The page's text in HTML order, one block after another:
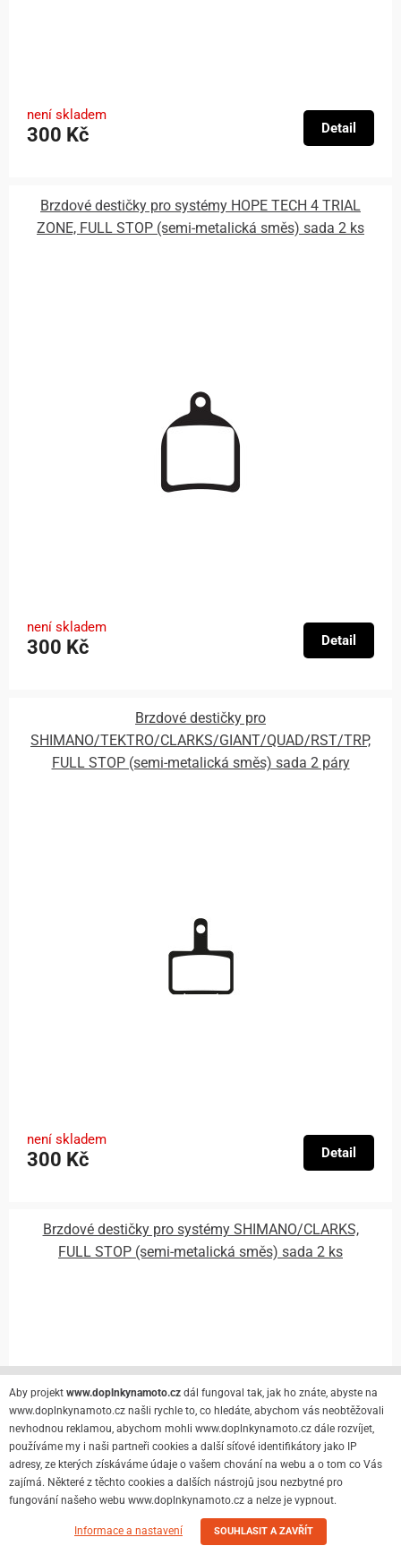
není skladem
300 Kč Detail
Brzdové destičky pro systémy HOPE TECH 4 TRIAL
ZONE, FULL STOP (semi-metalická směs) sada 2 ks
není skladem
300 Kč Detail
Brzdové destičky pro
SHIMANO/TEKTRO/CLARKS/GIANT/QUAD/RST/TRP,
FULL STOP (semi-metalická směs) sada 2 páry
není skladem
300 Kč Detail
Brzdové destičky pro systémy SHIMANO/CLARKS,
FULL STOP (semi-metalická směs) sada 2 ks
Aby projekt www.doplnkynamoto.cz dál fungoval tak, jak ho znáte, abyste na
www.doplnkynamoto.cz našli rychle to, co hledáte, abychom vás neobtěžovali
nevhodnou reklamou, abychom mohli www.doplnkynamoto.cz dále rozvíjet,
používáme my i naši partneři cookies a další síťové identifikátory jako IP
adresy, ze kterých získáváme údaje o vašem chování na webu a o tom co Vás
zajímá. Některé z těchto cookies a dalších nástrojů jsou nezbytné pro
fungování našeho webu www.doplnkynamoto.cz a nelze je vypnout.
Informace a nastavení SOUHLASIT A ZAVŘÍT